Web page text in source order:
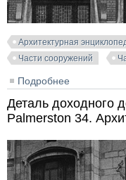
Архитектурная
Части сооружений
Подробнее
Деталь доходного
Palmerston 34.